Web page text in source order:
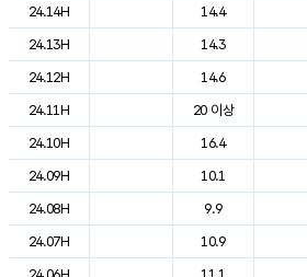
24.14H
14.4
24.13H
14.3
24.12H
14.6
24.11H
20 이상
24.10H
16.4
24.09H
10.1
24.08H
9.9
24.07H
10.9